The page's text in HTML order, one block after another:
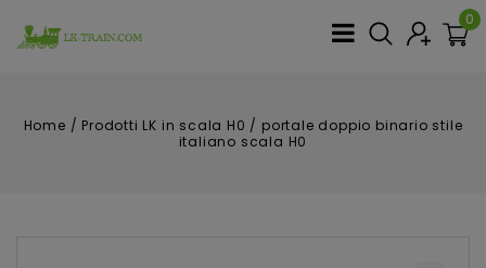
0
Home / Prodotti LK in scala H0 / portale doppio binario stile
italiano scala H0